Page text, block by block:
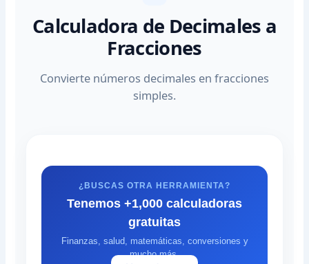
Calculadora de Decimales a
Fracciones
Convierte números decimales en fracciones
simples.
¿BUSCAS OTRA HERRAMIENTA?
Tenemos +1,000 calculadoras
gratuitas
Finanzas, salud, matemáticas, conversiones y
mucho más.